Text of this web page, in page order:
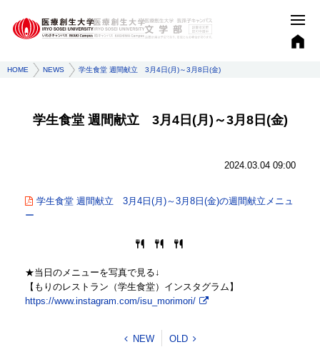
HOME NEWS 学生食堂 週間献立 3月4日(月)～3月8日(金)
学生食堂 週間献立 3月4日(月)～3月8日(金)
2024.03.04 09:00
学生食堂 週間献立 3月4日(月)～3月8日(金)の週間献立メニュ
ー
★当日のメニューを写真で見る↓
【もりのレストラン（学生食堂）インスタグラム】
https://www.instagram.com/isu_morimori/
NEW OLD